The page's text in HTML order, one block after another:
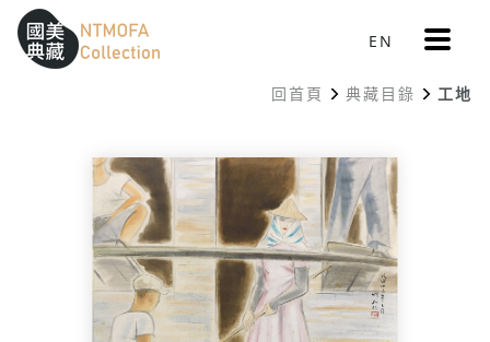
跳到中間主要內容區
網站導覽
::: EN 更
多
單
回首頁 典藏目錄 工地